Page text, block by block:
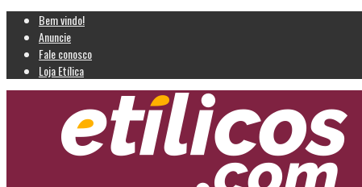
Bem vindo!
Anuncie
Fale conosco
Loja Etílica